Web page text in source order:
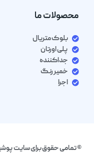
محصولات ما
بلوک متریال
پلی اورتان
جداکننده
خمیر رنگ
اجرا
© تمامی حقوق برای سایت